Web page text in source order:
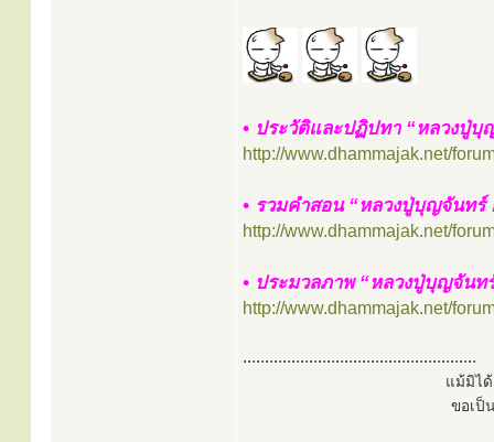
• ประวัติและปฏิปทา “หลวงปู่บุ
http://www.dhammajak.net/
• รวมคำสอน “หลวงปู่บุญจันทร์
http://www.dhammajak.net/
• ประมวลภาพ “หลวงปู่บุญจันท
http://www.dhammajak.net/
.....................................................
แม้มิได้
ขอเป็